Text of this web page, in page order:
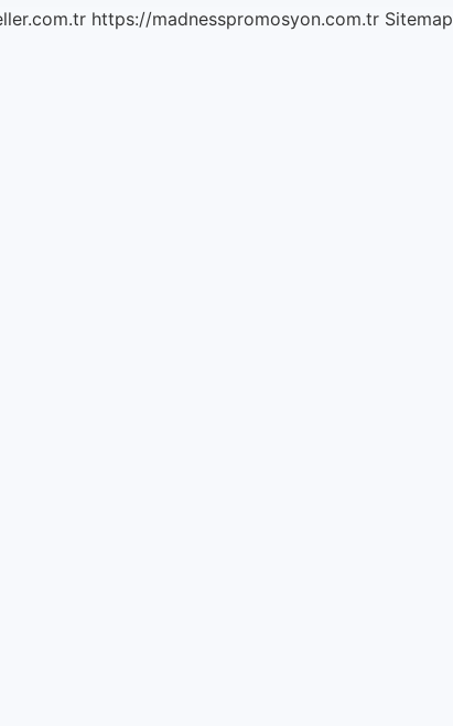
https://madnesspromosyon.com.tr Sitemap